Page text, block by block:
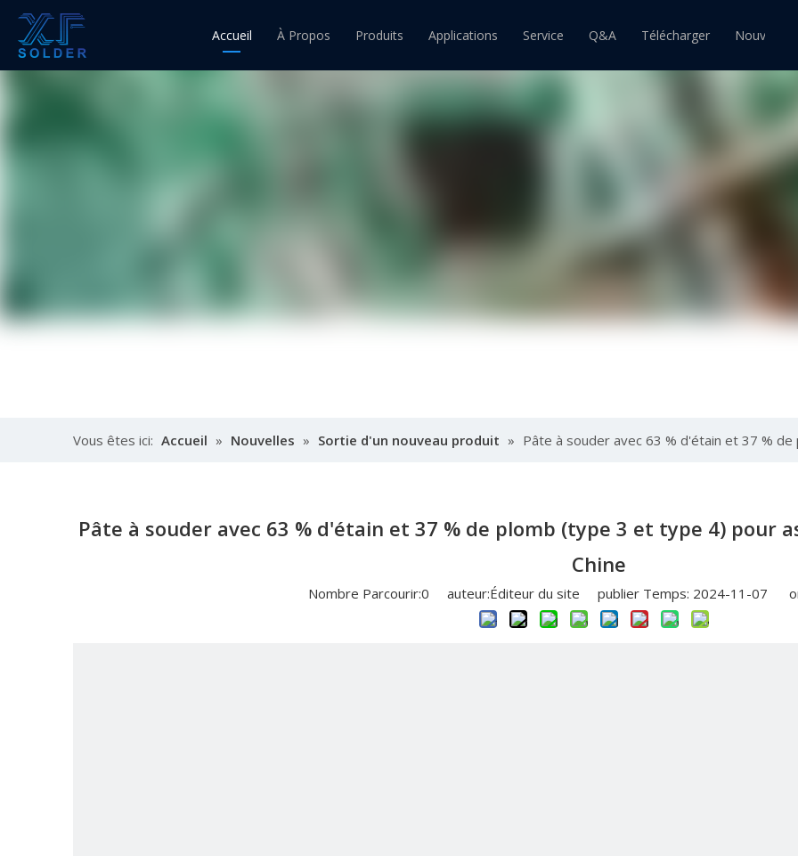
Accueil À Propos Produits
Fil à souder étain-plomb
Barre de soudure étain-plomb
Pâte à souder étain
Pâte à souder étain-plomb
Applications Service Q&A Télécharger Nouvelles
Vous êtes ici: Accueil » Nouvelles » Sortie d'un nouveau produit » Pâte à souder avec 63 % d'étain et 37 %
Pâte à souder avec 63 % d'étain et 37 % de plomb (type 3 et type 4) pour
Chine
Nombre Parcourir:0 auteur:Éditeur du site publier Temps: 2024-11-07